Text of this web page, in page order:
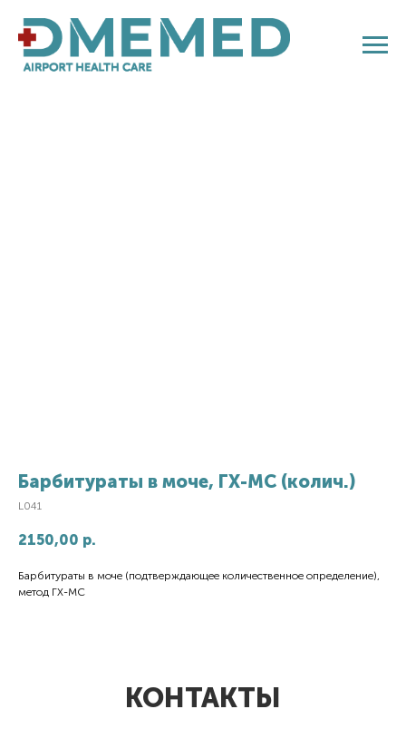
Барбитураты в моче, ГХ-МС (колич.)
L041
2150,00 р.
Барбитураты в моче (подтверждающее количественное определение),
метод ГХ-МС
КОНТАКТЫ